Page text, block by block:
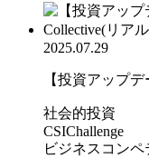
2025.07.29
【投資アップデ
社会的投資
CSIChallenge
ビジネスコン